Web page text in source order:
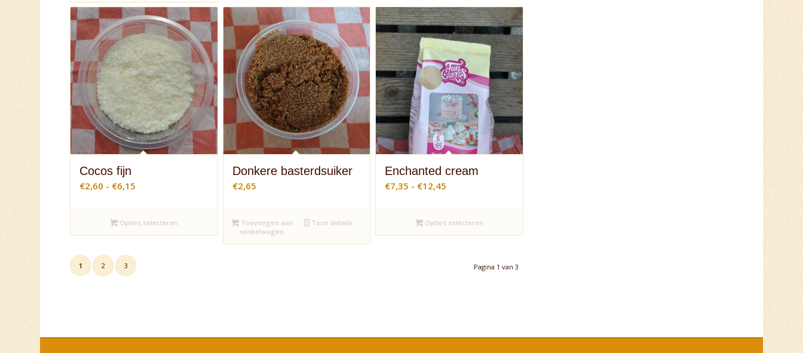
Cocos fijn
€2,60 - €6,15
€6,15
Opties selecteren
Donkere basterdsuiker
€2,65
Toevoegen aan
winkelwagen
Toon details
Enchanted cream
€7,35 - €12,45Prijsklasse:
€12,45
Opties selecteren
Pagina 1 van 3
1 2 3